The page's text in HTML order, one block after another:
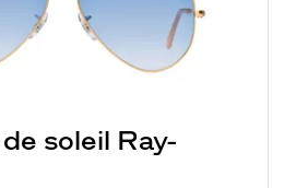
soleil Ray-